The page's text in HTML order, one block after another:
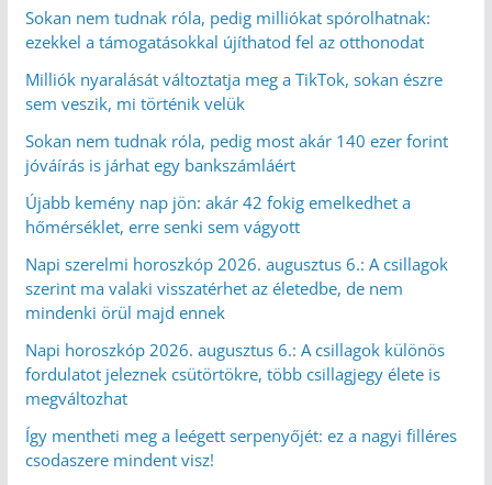
Sokan nem tudnak róla, pedig milliókat spórolhatnak:
ezekkel a támogatásokkal újíthatod fel az otthonodat
Milliók nyaralását változtatja meg a TikTok, sokan észre
sem veszik, mi történik velük
Sokan nem tudnak róla, pedig most akár 140 ezer forint
jóváírás is járhat egy bankszámláért
Újabb kemény nap jön: akár 42 fokig emelkedhet a
hőmérséklet, erre senki sem vágyott
Napi szerelmi horoszkóp 2026. augusztus 6.: A csillagok
szerint ma valaki visszatérhet az életedbe, de nem
mindenki örül majd ennek
Napi horoszkóp 2026. augusztus 6.: A csillagok különös
fordulatot jeleznek csütörtökre, több csillagjegy élete is
megváltozhat
Így mentheti meg a leégett serpenyőjét: ez a nagyi filléres
csodaszere mindent visz!